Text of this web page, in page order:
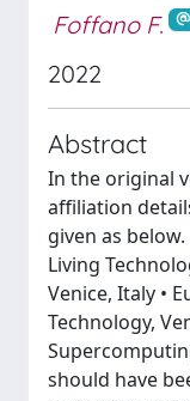
Foffano F.
2022
Abstract
In the original
affiliation
given as
Living
Venice, Italy •
Technology,
should have